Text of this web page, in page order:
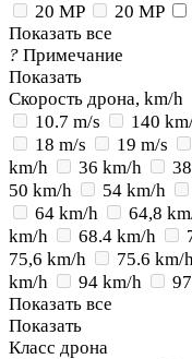
20 MP
20 MP
Показать все
? Примечание
Показать
Скорость дрона, km/h
10.7 m/s
140
18 m/s
19 m/s
km/h
36 km/h
50 km/h
54 km/h
64 km/h
64,8
km/h
68.4 km/h
75,6 km/h
75.6 km/
km/h
94 km/h
Показать все
Показать
Класс дрона